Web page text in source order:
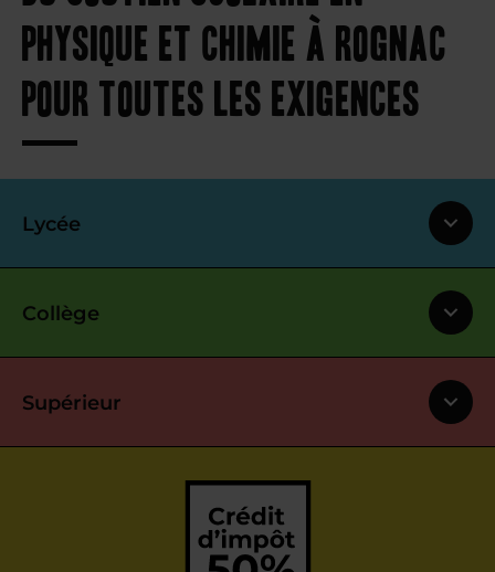
physique et chimie à Rognac
pour toutes les exigences
Lycée
Collège
Supérieur